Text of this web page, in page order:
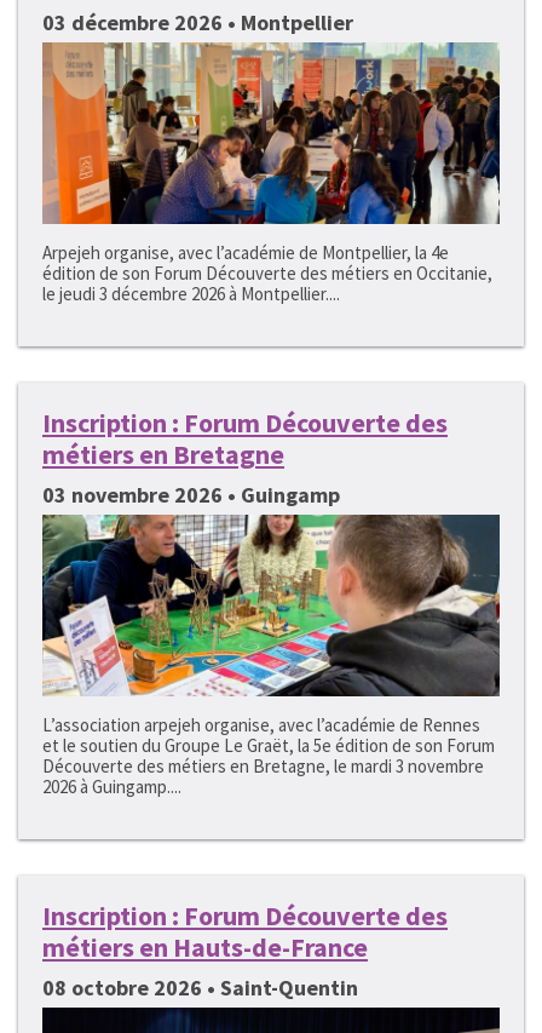
03 décembre 2026 • Montpellier
Arpejeh organise, avec l’académie de Montpellier, la 4e
édition de son Forum Découverte des métiers en Occitanie,
le jeudi 3 décembre 2026 à Montpellier....
Inscription : Forum Découverte des
métiers en Bretagne
03 novembre 2026 • Guingamp
L’association arpejeh organise, avec l’académie de Rennes
et le soutien du Groupe Le Graët, la 5e édition de son Forum
Découverte des métiers en Bretagne, le mardi 3 novembre
2026 à Guingamp....
Inscription : Forum Découverte des
métiers en Hauts-de-France
08 octobre 2026 • Saint-Quentin